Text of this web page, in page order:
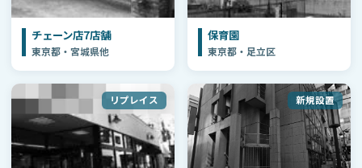
チェーン店7店舗
東京都・宮城県他
保育園
東京都・足立区
リプレイス 新規設置